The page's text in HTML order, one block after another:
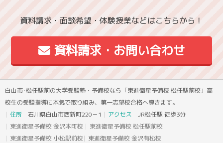
資料請求・面談希望・体験授業などはこちらから！
資料請求・お問い合わせ
白山市･松任駅前の大学受験塾・予備校なら「東進衛星予備校 松任駅前校」高
校生の受験指導に本気で取り組み、第一志望校合格へ導きます。
住所 石川県白山市西新町220－1 アクセス JR松任駅 徒歩3分
東進衛星予備校 金沢本町校
東進衛星予備校 松任駅前校
東進衛星予備校 小松駅前校
東進衛星予備校 金沢有松校